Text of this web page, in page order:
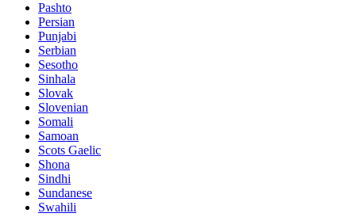
Pashto
Persian
Punjabi
Serbian
Sesotho
Sinhala
Slovak
Slovenian
Somali
Samoan
Scots Gaelic
Shona
Sindhi
Sundanese
Swahili